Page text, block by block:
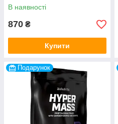
В наявності
870 ₴
Купити
Подарунок